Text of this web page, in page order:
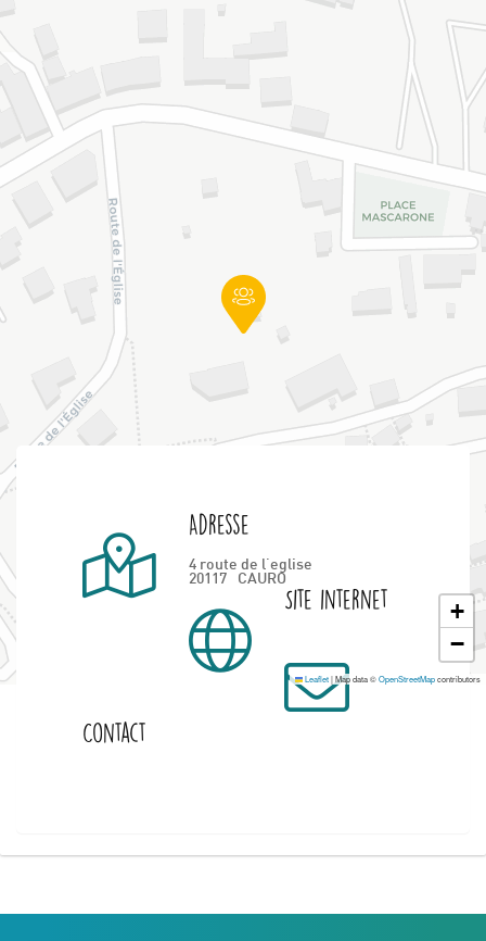
+
−
Leaflet|Map data ©OpenStreetMapcontributors
Adresse
4 route de l'eglise
20117
CAURO
Site internet
Contact